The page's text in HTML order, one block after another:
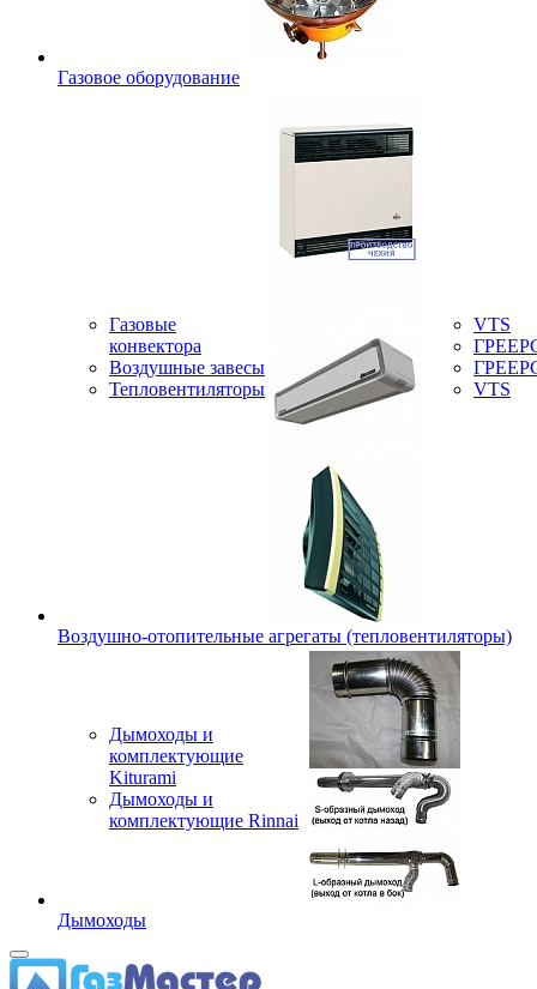
Газовое оборудование
Газовые
конвектора
Воздушные завесы
Тепловентиляторы
VTS
VTS
Воздушно-отопительные агрегаты (тепловентиляторы)
Дымоходы и
комплектующие
Kiturami
Дымоходы и
комплектующие Rinnai
Дымоходы